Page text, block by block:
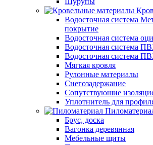
Водосточная система
покрытие
Водосточная система
Водосточная система
Водосточная система
Мягкая кровля
Рулонные материалы
Снегозадержание
Сопутствуюшие
Уплотнитель для
Брус, доска
Вагонка деревянная
Мебельные щиты